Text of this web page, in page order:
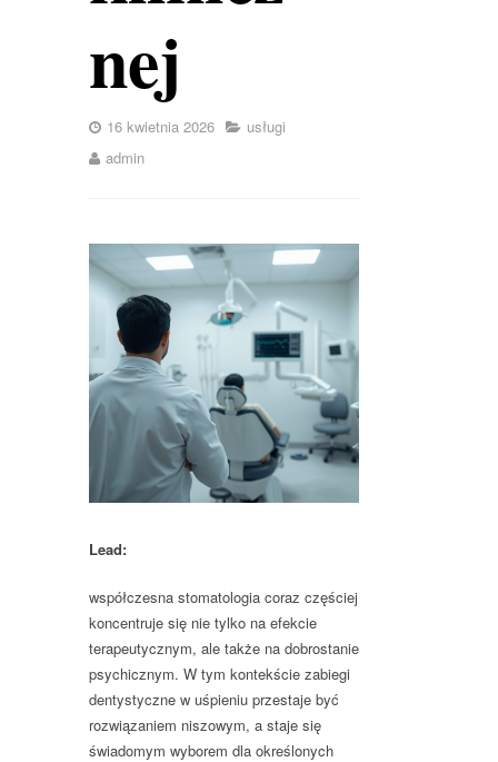
nej
16 kwietnia 2026
usługi
admin
Lead:
współczesna stomatologia coraz częściej
koncentruje się nie tylko na efekcie
terapeutycznym, ale także na dobrostanie
psychicznym. W tym kontekście zabiegi
dentystyczne w uśpieniu przestaje być
rozwiązaniem niszowym, a staje się
świadomym wyborem dla określonych